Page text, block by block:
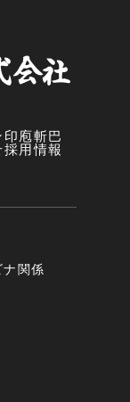
印 庖斬巴
採用情報
関係